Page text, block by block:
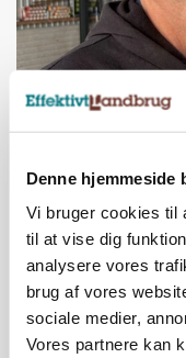
Denne hjemmeside
Vi bruger cookies til
til at vise dig
analysere vores
brug af vores
sociale medier,
Vores partnere kan
»Nu stopper I«:
gødskningslov